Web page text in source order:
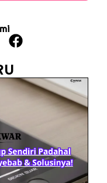
Prabowo Sebut ‘Londo Ireng’, Ray Rangkuti Desak DPR Bersikap, Ini Ulasan Politiknya
MAKI Soroti Penahanan Eks Jampidsus Febrie Adriansyah Tanpa Rompi Pink
Babak Baru Kasus Febrie Adriansyah, Rencana Praperadilan Penyitaan Emas dan Uang Tunai Jadi Sorotan